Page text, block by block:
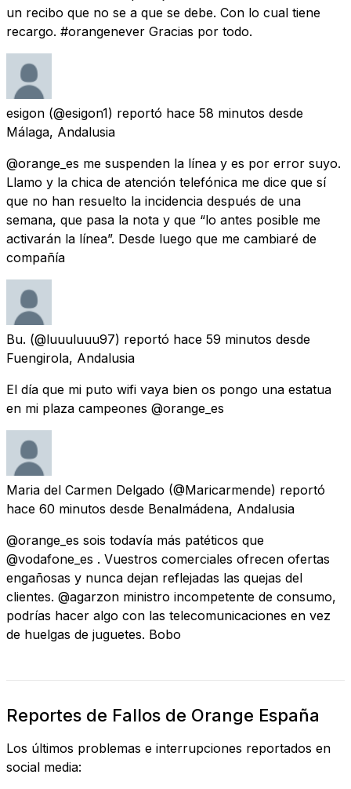
un recibo que no se a que se debe. Con lo cual tiene
recargo. #orangenever Gracias por todo.
esigon (@esigon1) reportó hace 58 minutos desde
Málaga, Andalusia
@orange_es me suspenden la línea y es por error suyo.
Llamo y la chica de atención telefónica me dice que sí
que no han resuelto la incidencia después de una
semana, que pasa la nota y que “lo antes posible me
activarán la línea”. Desde luego que me cambiaré de
compañía
Bu. (@luuuluuu97) reportó hace 59 minutos desde
Fuengirola, Andalusia
El día que mi puto wifi vaya bien os pongo una estatua
en mi plaza campeones @orange_es
Maria del Carmen Delgado (@Maricarmende) reportó
hace 60 minutos desde Benalmádena, Andalusia
@orange_es sois todavía más patéticos que
@vodafone_es . Vuestros comerciales ofrecen ofertas
engañosas y nunca dejan reflejadas las quejas del
clientes. @agarzon ministro incompetente de consumo,
podrías hacer algo con las telecomunicaciones en vez
de huelgas de juguetes. Bobo
Reportes de Fallos de Orange España
Los últimos problemas e interrupciones reportados en
social media: